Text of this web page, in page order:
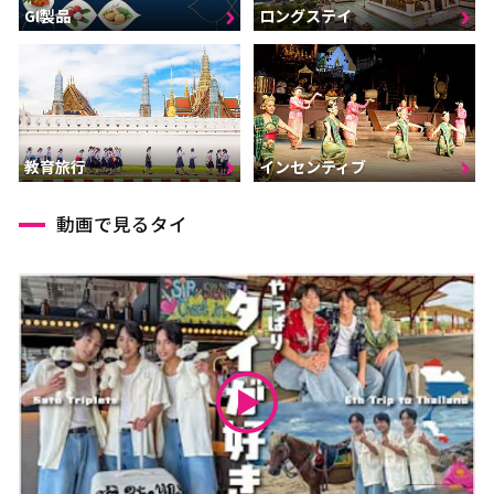
GI製品 ロングステイ
教育旅行 インセンティブ
動画で見るタイ